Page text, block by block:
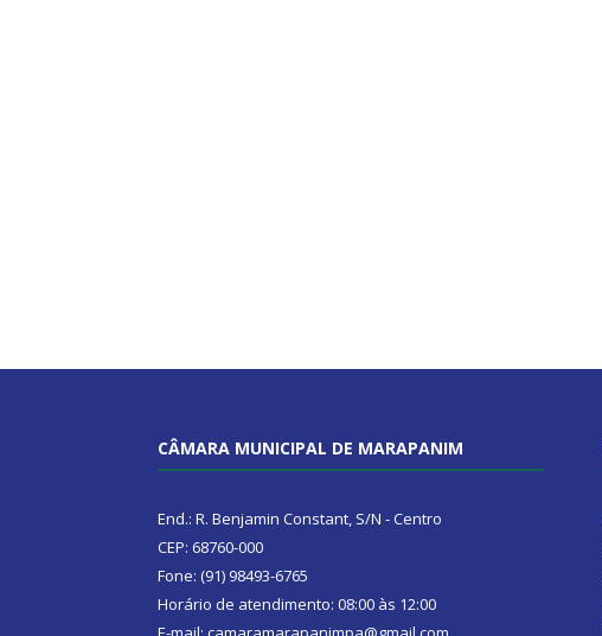
CÂMARA MUNICIPAL DE MARAPANIM
End.: R. Benjamin Constant, S/N - Centro
CEP: 68760-000
Fone: (91) 98493-6765
Horário de atendimento: 08:00 às 12:00